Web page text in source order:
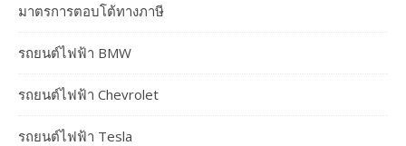
มาตรการตอบโต้ทางภาษี
รถยนต์ไฟฟ้า BMW
รถยนต์ไฟฟ้า Chevrolet
รถยนต์ไฟฟ้า Tesla